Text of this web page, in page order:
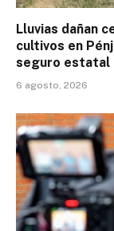
Lluvias dañan
cultivos en
seguro estatal
6 agosto, 2026